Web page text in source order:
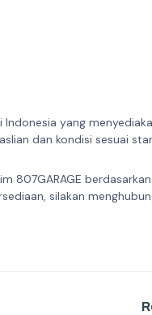
Indonesia yang
dan kondisi sesuai
807GARAGE
silakan